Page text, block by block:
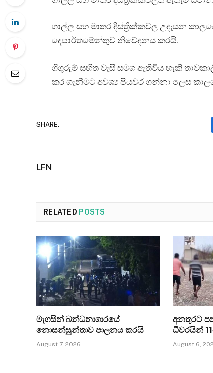
ගාල්ල සහ මාතර දිස්ත්‍රික්කවල උදෑසන
දෙපාර්තමේන්තුව නිවේදනය කරයි.
ගිගුරුම් සහිත වැසි සමග ඇතිවිය හැකි
කර ගැනීමට අවශ්‍ය පියවර ගන්නා ලෙස
SHARE.
LFN
RELATED POSTS
මැගසින් බන්ධනාගාරයේ
නොසන්සුන්තාව පාලනය කරයි
August 7, 2026
අනතුරට
ධීවරයින්
August 6,